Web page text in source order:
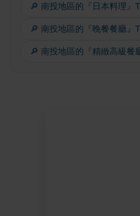
🔎 南投地區的『日本料理』
🔎 南投地區的『晚餐餐廳』
🔎 南投地區的『精緻高級餐